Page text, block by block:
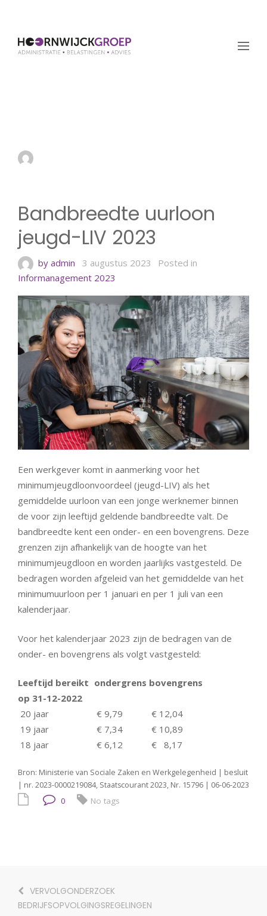
Bandbreedte uurloon
jeugd-LIV 2023
by admin 3 augustus 2023
Posted in
Informanagement 2023
Een werkgever komt in aanmerking voor het
minimumjeugdloonvoordeel (jeugd-LIV) als het
gemiddelde uurloon van een jonge werknemer binnen
de voor zijn leeftijd geldende bandbreedte valt. De
bandbreedte kent een onder- en een bovengrens. Deze
grenzen zijn afhankelijk van de hoogte van het
minimumjeugdloon en worden jaarlijks vastgesteld. De
bedragen worden afgeleid van het gemiddelde van het
minimumuurloon per 1 januari en per 1 juli van een
kalenderjaar.
Voor het kalenderjaar 2023 zijn de bedragen van de
onder- en bovengrens als volgt vastgesteld:
Leeftijd bereikt
op 31-12-2022
ondergrens bovengrens
20 jaar € 9,79
€ 12,04
19 jaar
€ 7,34
€ 10,89
18 jaar
€ 6,12 € 8,17
Bron: Ministerie van Sociale Zaken en Werkgelegenheid | besluit
| nr. 2023-0000219084, Staatscourant 2023, Nr. 15796 | 06-06-2023
0 No tags
VERVOLGONDERZOEK
BEDRIJFSOPVOLGINGSREGELINGEN